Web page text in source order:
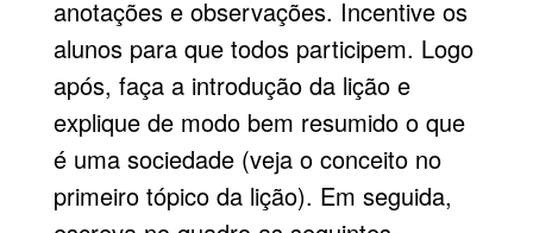
anotações e observações. Incentive os
alunos para que todos participem. Logo
após, faça a introdução da lição e
explique de modo bem resumido o que
é uma sociedade (veja o conceito no
primeiro tópico da lição). Em seguida,